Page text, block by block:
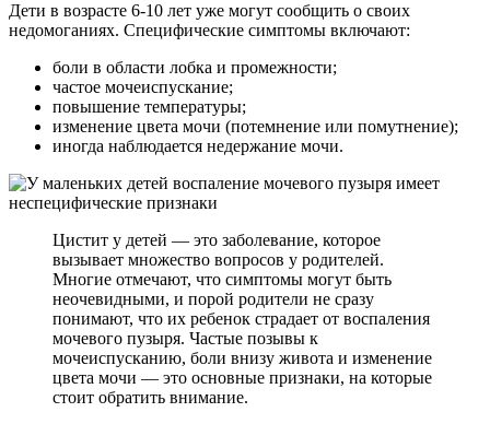
Дети в возрасте 6-10 лет уже могут сообщить о своих
недомоганиях. Специфические симптомы включают:
боли в области лобка и промежности;
частое мочеиспускание;
повышение температуры;
изменение цвета мочи (потемнение или помутнение);
иногда наблюдается недержание мочи.
Цистит у детей — это заболевание, которое
вызывает множество вопросов у родителей.
Многие отмечают, что симптомы могут быть
неочевидными, и порой родители не сразу
понимают, что их ребенок страдает от воспаления
мочевого пузыря. Частые позывы к
мочеиспусканию, боли внизу живота и изменение
цвета мочи — это основные признаки, на которые
стоит обратить внимание.